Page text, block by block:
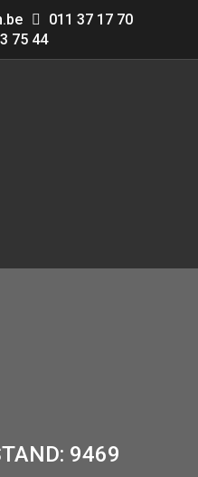
011 37 17 70
75 44
9469